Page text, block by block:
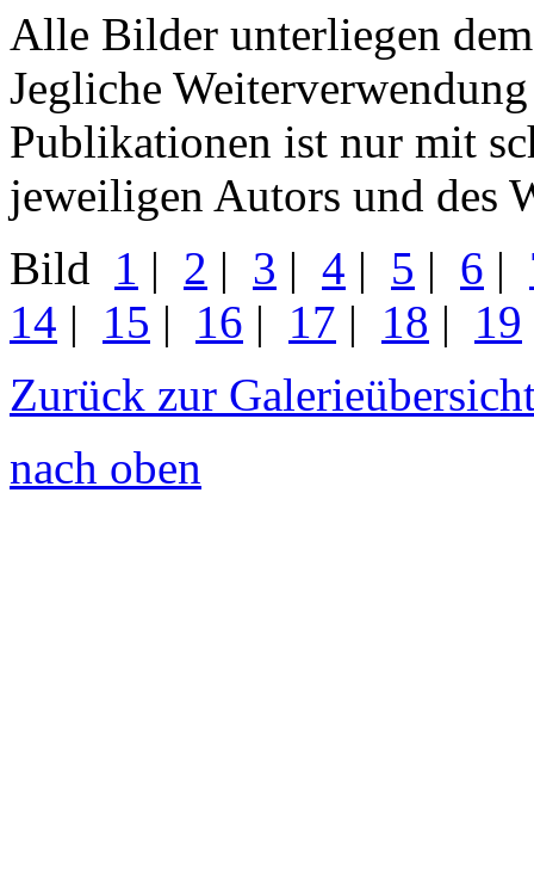
Alle Bilder unterliegen
Jegliche
Publikationen ist nur mit
jeweiligen Autors und des
Bild 1 | 2 | 3 | 4 | 5 | 6 |
14 | 15 | 16 | 17 | 18 | 19
Zurück zur
nach oben